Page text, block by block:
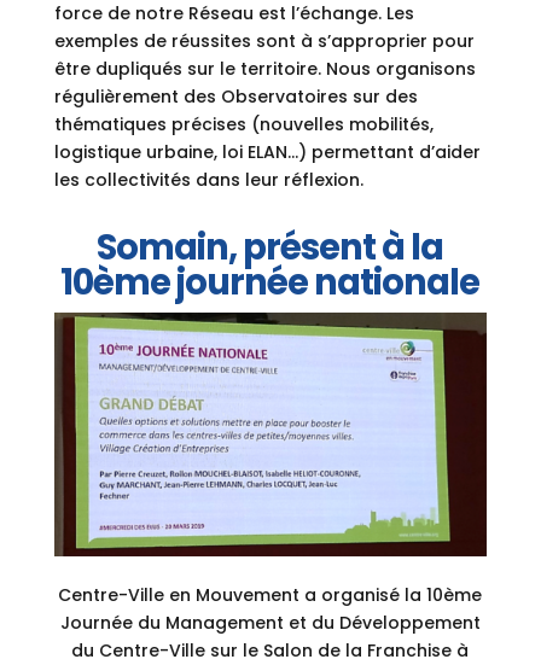
force de notre Réseau est l’échange. Les
exemples de réussites sont à s’approprier pour
être dupliqués sur le territoire. Nous organisons
régulièrement des Observatoires sur des
thématiques précises (nouvelles mobilités,
logistique urbaine, loi ELAN…) permettant d’aider
les collectivités dans leur réflexion.
Somain, présent à la
10ème journée nationale
Centre-Ville en Mouvement a organisé la 10ème
Journée du Management et du Développement
du Centre-Ville sur le Salon de la Franchise à